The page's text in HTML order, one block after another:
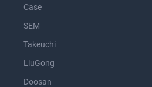
Case
SEM
Takeuchi
LiuGong
Doosan